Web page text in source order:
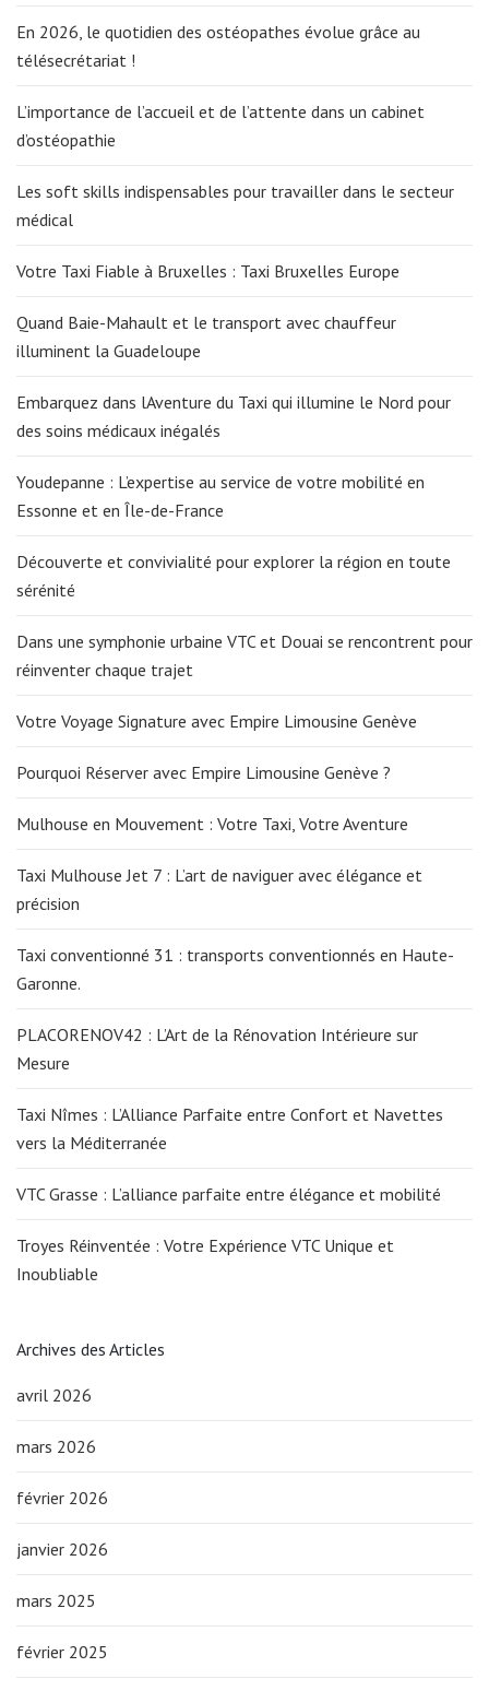
En 2026, le quotidien des ostéopathes évolue grâce au
télésecrétariat !
L’importance de l’accueil et de l’attente dans un cabinet
d’ostéopathie
Les soft skills indispensables pour travailler dans le secteur
médical
Votre Taxi Fiable à Bruxelles : Taxi Bruxelles Europe
Quand Baie-Mahault et le transport avec chauffeur
illuminent la Guadeloupe
Embarquez dans lAventure du Taxi qui illumine le Nord pour
des soins médicaux inégalés
Youdepanne : L’expertise au service de votre mobilité en
Essonne et en Île-de-France
Découverte et convivialité pour explorer la région en toute
sérénité
Dans une symphonie urbaine VTC et Douai se rencontrent pour
réinventer chaque trajet
Votre Voyage Signature avec Empire Limousine Genève
Pourquoi Réserver avec Empire Limousine Genève ?
Mulhouse en Mouvement : Votre Taxi, Votre Aventure
Taxi Mulhouse Jet 7 : L’art de naviguer avec élégance et
précision
Taxi conventionné 31 : transports conventionnés en Haute-
Garonne.
PLACORENOV42 : L’Art de la Rénovation Intérieure sur
Mesure
Taxi Nîmes : L’Alliance Parfaite entre Confort et Navettes
vers la Méditerranée
VTC Grasse : L’alliance parfaite entre élégance et mobilité
Troyes Réinventée : Votre Expérience VTC Unique et
Inoubliable
Archives des Articles
avril 2026
mars 2026
février 2026
janvier 2026
mars 2025
février 2025